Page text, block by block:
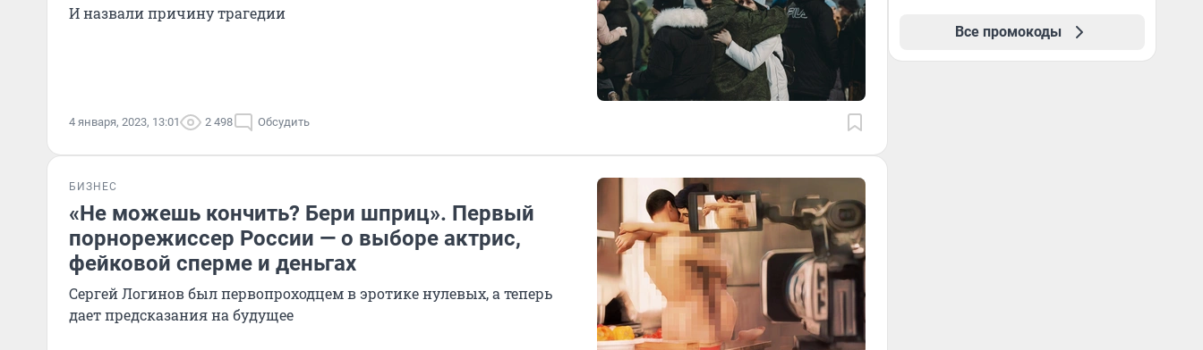
И назвали причину трагедии
4 января, 2023, 13:01 2 498 Обсудить
БИЗНЕС
«Не можешь кончить? Бери шприц». Первый
порнорежиссер России — о выборе актрис,
фейковой сперме и деньгах
Сергей Логинов был первопроходцем в эротике нулевых, а теперь
дает предсказания на будущее
Все промокоды